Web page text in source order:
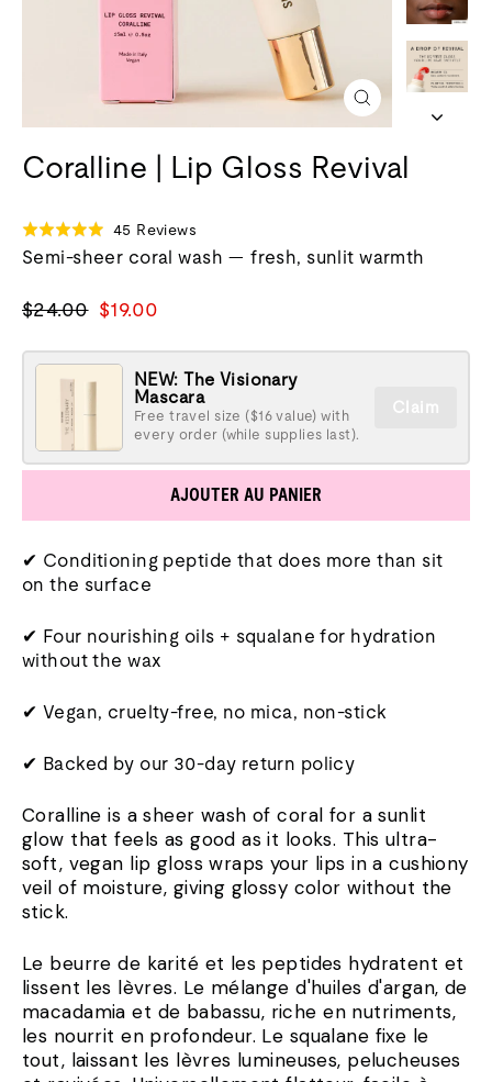
Fermer
(esc)
Coralline | Lip Gloss Revival
Évalué
à
sur
45 Reviews
on
Semi-sheer coral wash — fresh, sunlit warmth
Prix
$24.00 Prix
vente
$19.00
NEW: The Visionary
Mascara
Free travel size ($16 value) with
every order (while supplies last).
Claim
AJOUTER AU PANIER
✔ Conditioning peptide that does more than sit
on the surface
✔ Four nourishing oils + squalane for hydration
without the wax
✔ Vegan, cruelty-free, no mica, non-stick
✔ Backed by our 30-day return policy
Coralline is a sheer wash of coral for a sunlit
glow that feels as good as it looks. This ultra-
soft, vegan lip gloss wraps your lips in a cushiony
veil of moisture, giving glossy color without the
stick.
Le beurre de karité et les peptides hydratent et
lissent les lèvres. Le mélange d'huiles d'argan, de
macadamia et de babassu, riche en nutriments,
les nourrit en profondeur. Le squalane fixe le
tout, laissant les lèvres lumineuses, pelucheuses